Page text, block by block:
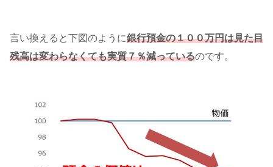
言い換えると下図のように銀行預金の１００万円は見た目
残高は変わらなくても実質７％減っているのです。